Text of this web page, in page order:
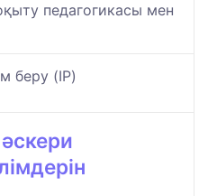
педагогикасы мен
беру (IP)